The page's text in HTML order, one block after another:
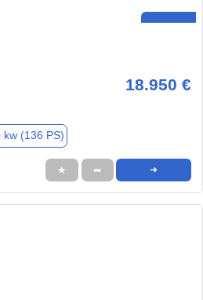
18.950 €
kw (136 PS)
★ ➦ ➜